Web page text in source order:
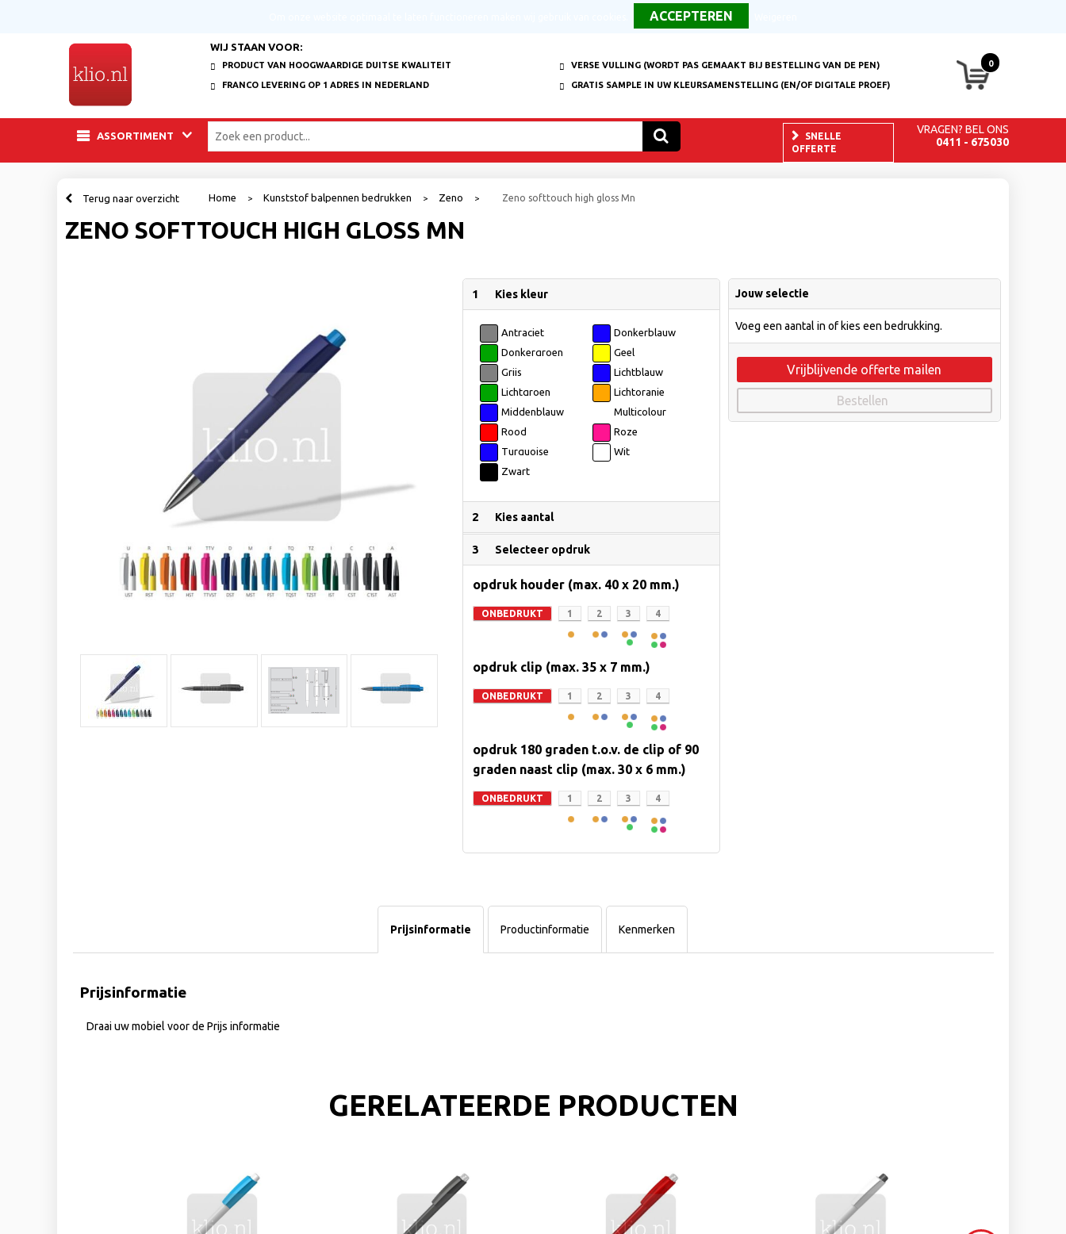
WIJ STAAN VOOR:
PRODUCT VAN HOOGWAARDIGE DUITSE KWALITEIT VERSE VULLING (WORDT PAS GEMAAKT BIJ BESTELLING VAN DE PEN)
FRANCO LEVERING OP 1 ADRES IN NEDERLAND GRATIS SAMPLE IN UW KLEURSAMENSTELLING (EN/OF DIGITALE PROEF)
0
ASSORTIMENT
VRAGEN? BEL ONS
0411 - 675030
SNELLE
OFFERTE
Terug naar overzicht Home > Kunststof balpennen bedrukken > Zeno > Zeno softtouch high gloss Mn
ZENO SOFTTOUCH HIGH GLOSS MN
1 Kies kleur
Antraciet
Donkerblauw
Donkergroen
Geel
Grijs
Lichtblauw
Lichtgroen
Lichtoranje
Middenblauw
Multicolour
Rood
Roze
Turquoise
Wit
Zwart
2 Kies aantal
3 Selecteer opdruk
opdruk houder (max. 40 x 20 mm.)
ONBEDRUKT 1 2 3 4
opdruk clip (max. 35 x 7 mm.)
ONBEDRUKT 1 2 3 4
opdruk 180 graden t.o.v. de clip of 90
graden naast clip (max. 30 x 6 mm.)
ONBEDRUKT 1 2 3 4
Jouw selectie
Voeg een aantal in of kies een bedrukking.
Vrijblijvende offerte mailen
Bestellen
Prijsinformatie Productinformatie Kenmerken
Prijsinformatie
Draai uw mobiel voor de Prijs informatie
GERELATEERDE PRODUCTEN